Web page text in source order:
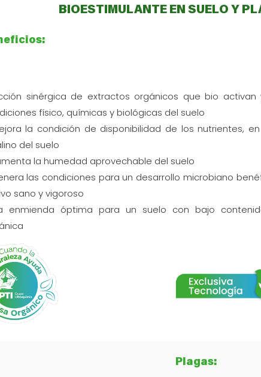
sinérgica de extractos orgánicos que bio activan
físico, químicas y biológicas del suelo
la condición de disponibilidad de los nutrientes,
del suelo
la humedad aprovechable del suelo
las condiciones para un desarrollo microbiano
sano y vigoroso
enmienda óptima para un suelo con bajo
la asimilación de moléculas inorgánicas aplicadas
BIOESTIMULANTE EN SUELO Y
Plagas: